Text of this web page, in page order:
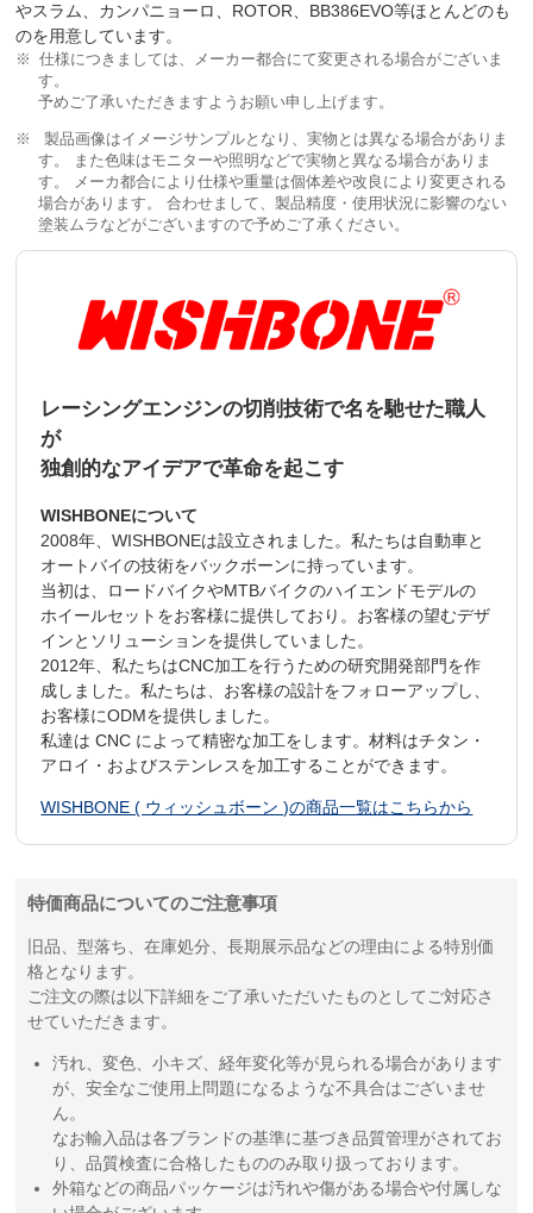
やスラム、カンパニョーロ、ROTOR、BB386EVO等ほとんどのも
のを用意しています。
仕様につきましては、メーカー都合にて変更される場合がございま
す。
予めご了承いただきますようお願い申し上げます。
製品画像はイメージサンプルとなり、実物とは異なる場合がありま
す。 また色味はモニターや照明などで実物と異なる場合がありま
す。 メーカ都合により仕様や重量は個体差や改良により変更される
場合があります。 合わせまして、製品精度・使用状況に影響のない
塗装ムラなどがございますので予めご了承ください。
レーシングエンジンの切削技術で名を馳せた職人
が
独創的なアイデアで革命を起こす
WISHBONEについて
2008年、WISHBONEは設立されました。私たちは自動車と
オートバイの技術をバックボーンに持っています。
当初は、ロードバイクやMTBバイクのハイエンドモデルの
ホイールセットをお客様に提供しており。お客様の望むデザ
インとソリューションを提供していました。
2012年、私たちはCNC加工を行うための研究開発部門を作
成しました。私たちは、お客様の設計をフォローアップし、
お客様にODMを提供しました。
私達は CNC によって精密な加工をします。材料はチタン・
アロイ・およびステンレスを加工することができます。
WISHBONE ( ウィッシュボーン )の商品一覧はこちらから
特価商品についてのご注意事項
旧品、型落ち、在庫処分、長期展示品などの理由による特別価
格となります。
ご注文の際は以下詳細をご了承いただいたものとしてご対応さ
せていただきます。
汚れ、変色、小キズ、経年変化等が見られる場合があります
が、安全なご使用上問題になるような不具合はございませ
ん。
なお輸入品は各ブランドの基準に基づき品質管理がされてお
り、品質検査に合格したもののみ取り扱っております。
外箱などの商品パッケージは汚れや傷がある場合や付属しな